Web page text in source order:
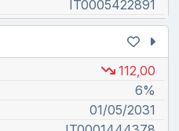
IT0005422891
112,00
6%
01/05/2031